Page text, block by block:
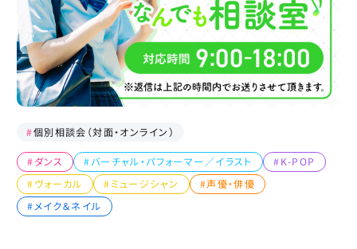
#個別相談会（対面・オンライン）
#ダンス #バーチャル・パフォーマー／イラスト
#K-POP
#ヴォーカル
#ミュージシャン
#声優・俳優
#メイク＆ネイル